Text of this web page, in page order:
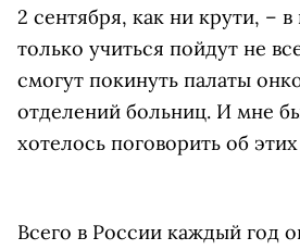
2 сентября, как ни крути, –
только учиться пойдут не
смогут покинуть палаты
отделений больниц. И мне
хотелось поговорить об
Всего в России каждый год